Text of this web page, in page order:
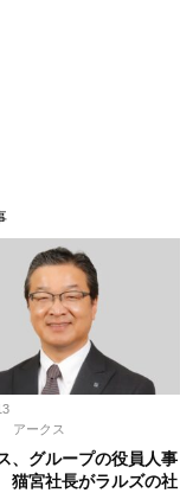
アークス
、グループの役員人事
宮社長がラルズの社